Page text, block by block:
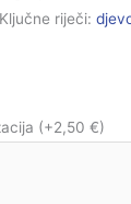
Ključne riječi:
(+2,50 €)